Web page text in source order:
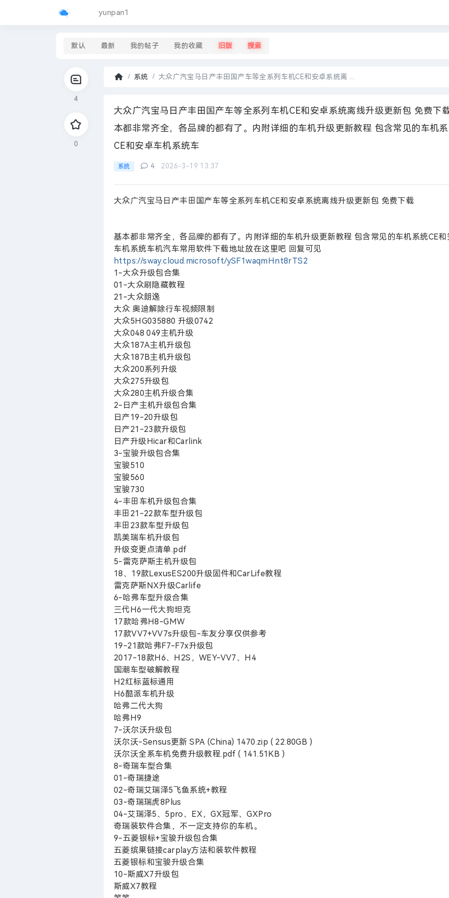
yunpan1
默认 最新 我的帖子 我的收藏 旧版 搜索
4
0
页
系统
›
大众广汽宝马日产丰田国产车等全系列车机CE和安卓系统离 ...
大众广汽宝马日产丰田国产车等全系列车机CE和安卓系统离线升级更新包 免费下
本都非常齐全，各品牌的都有了。内附详细的车机升级更新教程 包含常见的车机
CE和安卓车机系统车
系统 4 2026-3-19 13:37
大众广汽宝马日产丰田国产车等全系列车机CE和安卓系统离线升级更新包 免费
基本都非常齐全，各品牌的都有了。内附详细的车机升级更新教程 包含常见的车机系统CE和
车机系统车机汽车常用软件下载地址放在这里吧 回复可见
https://sway.cloud.microsoft/ySF1waqmHnt8rTS2
1-大众升级包合集
01-大众刷隐藏教程
21-大众朗逸
大众 奥迪解除行车视频限制
大众5HG035880 升级0742
大众048 049主机升级
大众187A主机升级包
大众187B主机升级包
大众200系列升级
大众275升级包
大众280主机升级合集
2-日产主机升级包合集
日产19-20升级包
日产21-23款升级包
日产升级Hicar和Carlink
3-宝骏升级包合集
宝骏510
宝骏560
宝骏730
4-丰田车机升级包合集
丰田21-22款车型升级包
丰田23款车型升级包
凯美瑞车机升级包
升级变更点清单.pdf
5-雷克萨斯主机升级包
18、19款LexusES200升级固件和CarLife教程
雷克萨斯NX升级Carlife
6-哈弗车型升级合集
三代H6一代大狗坦克
17款哈弗H8-GMW
17款VV7+VV7s升级包-车友分享仅供参考
19-21款哈弗F7-F7x升级包
2017-18款H6、H2S，WEY-VV7、H4
国潮车型破解教程
H2红标蓝标通用
H6酷派车机升级
哈弗二代大狗
哈弗H9
7-沃尔沃升级包
沃尔沃-Sensus更新 SPA (China) 1470.zip ( 22.80GB )
沃尔沃全系车机免费升级教程.pdf ( 141.51KB )
8-奇瑞车型合集
01-奇瑞捷途
02-奇瑞艾瑞泽5飞鱼系统+教程
03-奇瑞瑞虎8Plus
04-艾瑞泽5、5pro、EX，GX冠军、GXPro
奇瑞装软件合集，不一定支持你的车机。
9-五菱银标+宝骏升级包合集
五菱缤果链接carplay方法和装软件教程
五菱银标和宝骏升级合集
10-斯威X7升级包
斯威X7教程